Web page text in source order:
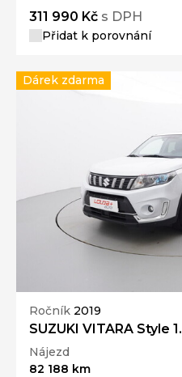
311 990 Kč s DPH
Přidat k porovnání
Ročník 2019
SUZUKI VITARA Style
Nájezd
82 188 km
Dárek zdarma